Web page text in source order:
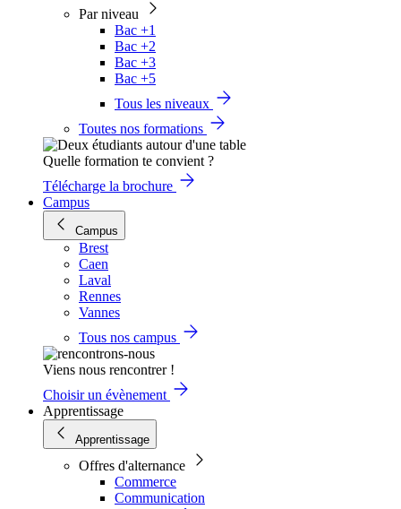
Par niveau
Bac +1
Bac +2
Bac +3
Bac +5
Tous les niveaux
Toutes nos formations
Quelle formation te convient ?
Télécharge la brochure
Campus
Campus
Brest
Caen
Laval
Rennes
Vannes
Tous nos campus
Viens nous rencontrer !
Choisir un évènement
Apprentissage
Apprentissage
Offres d'alternance
Commerce
Communication